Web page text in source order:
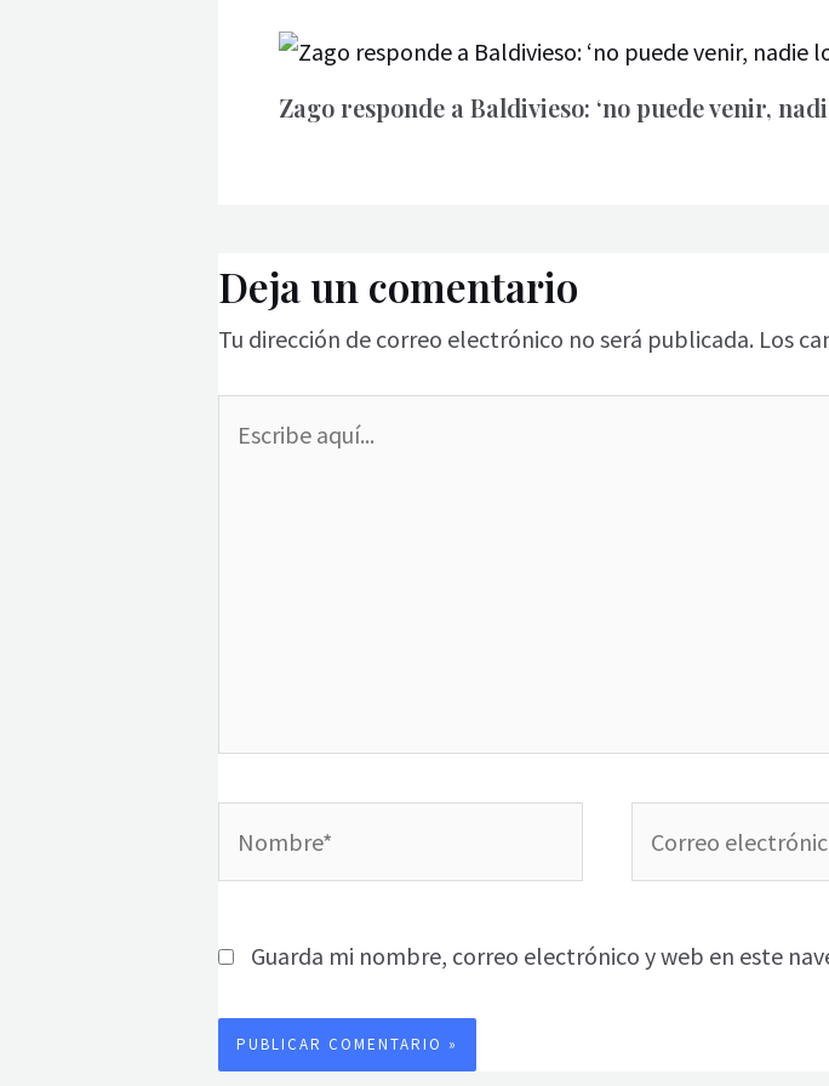
Zago responde a Baldivieso: ‘no puede venir,
Deja un comentario
Tu dirección de correo electrónico no será publicada. Los
aquí...
electrónico*
Guarda mi nombre, correo electrónico y web en este